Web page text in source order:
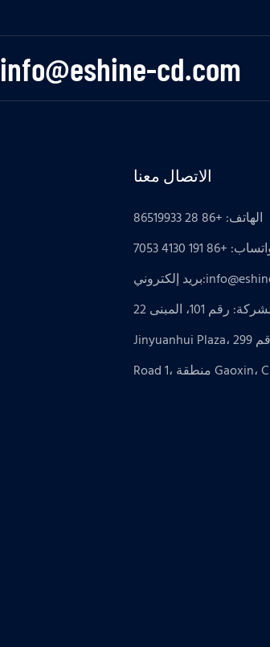
info@eshine-cd.com
الاتصال معنا
الهاتف: +86 28 86519933
191 4130 7053
بريد إلكتروني:
عنوان الشركة: رقم 101، المبنى 22، Zhongjian
Jinyuanhui Plaza، رقم 299 Yinglong South